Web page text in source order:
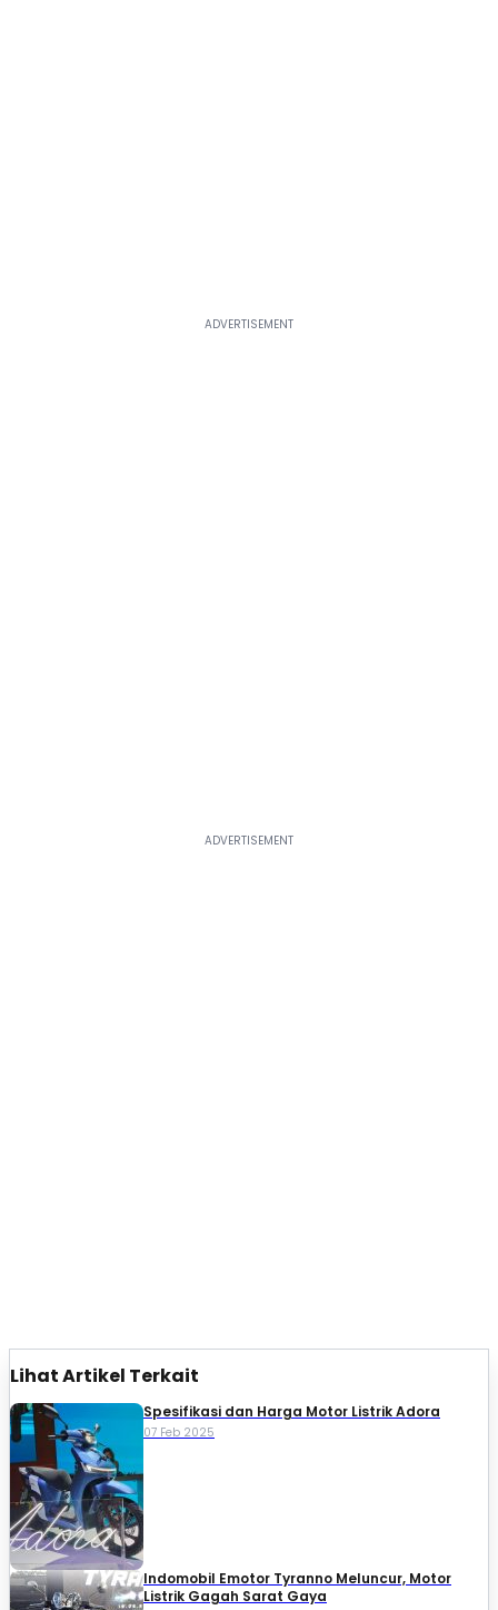
Lihat Artikel Terkait
Spesifikasi dan Harga Motor Listrik Adora
07 Feb 2025
Indomobil Emotor Tyranno Meluncur, Motor
Listrik Gagah Sarat Gaya